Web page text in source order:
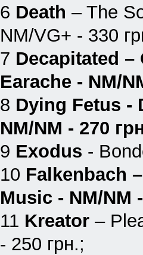
6 Death – The
NM/VG+ - 330
7 Decapitated
Earache - NM/
8 Dying Fetus -
NM/NM - 270
9 Exodus -
10 Falkenbach
Music - NM/NM
11 Kreator –
- 250 грн.;